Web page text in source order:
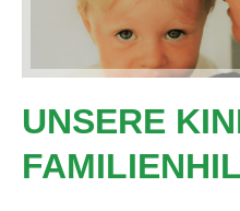
UNSERE